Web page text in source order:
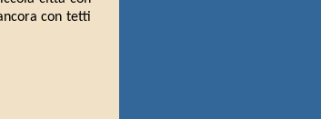
con tetti